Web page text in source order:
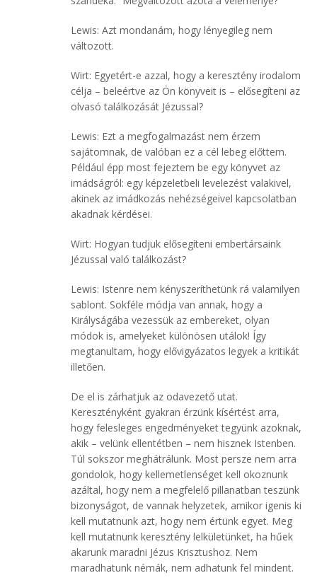
Lewis: Azt mondanám, hogy lényegileg nem
változott.
Wirt: Egyetért-e azzal, hogy a keresztény irodalom
célja – beleértve az Ön könyveit is – elősegíteni az
olvasó találkozását Jézussal?
Lewis: Ezt a megfogalmazást nem érzem
sajátomnak, de valóban ez a cél lebeg előttem.
Például épp most fejeztem be egy könyvet az
imádságról: egy képzeletbeli levelezést valakivel,
akinek az imádkozás nehézségeivel kapcsolatban
akadnak kérdései.
Wirt: Hogyan tudjuk elősegíteni embertársaink
Jézussal való találkozást?
Lewis: Istenre nem kényszeríthetünk rá valamilyen
sablont. Sokféle módja van annak, hogy a
Királyságába vezessük az embereket, olyan
módok is, amelyeket különösen utálok! Így
megtanultam, hogy elővigyázatos legyek a kritikát
illetően.
De el is zárhatjuk az odavezető utat.
Keresztényként gyakran érzünk kísértést arra,
hogy felesleges engedményeket tegyünk azoknak,
akik – velünk ellentétben – nem hisznek Istenben.
Túl sokszor meghátrálunk. Most persze nem arra
gondolok, hogy kellemetlenséget kell okoznunk
azáltal, hogy nem a megfelelő pillanatban teszünk
bizonyságot, de vannak helyzetek, amikor igenis ki
kell mutatnunk azt, hogy nem értünk egyet. Meg
kell mutatnunk keresztény lelkületünket, ha hűek
akarunk maradni Jézus Krisztushoz. Nem
maradhatunk némák, nem adhatunk fel mindent.